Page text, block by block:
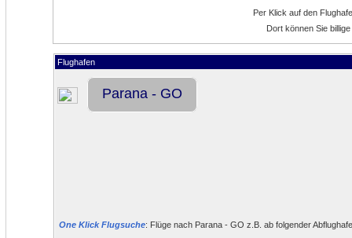
Per Klick auf den
Dort können Sie
Flughafen
Parana - GO
One Klick Flugsuche: Flüge nach Parana - GO z.B. ab folgender